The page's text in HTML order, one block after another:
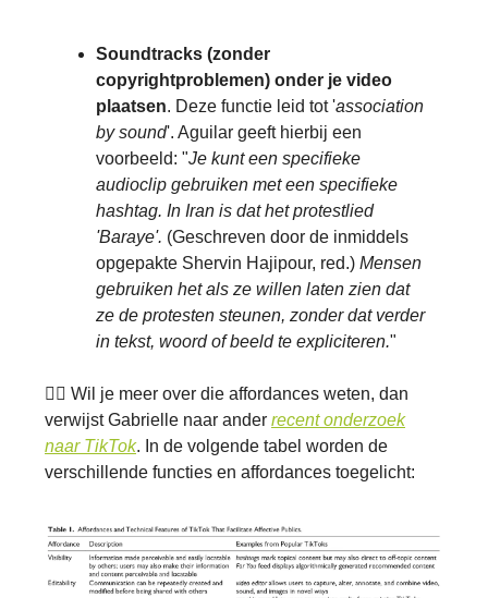
Soundtracks (zonder
copyrightproblemen) onder je video
plaatsen. Deze functie leid tot 'association
by sound'. Aguilar geeft hierbij een
voorbeeld: "Je kunt een specifieke
audioclip gebruiken met een specifieke
hashtag. In Iran is dat het protestlied
'Baraye'. (Geschreven door de inmiddels
opgepakte Shervin Hajipour, red.) Mensen
gebruiken het als ze willen laten zien dat
ze de protesten steunen, zonder dat verder
in tekst, woord of beeld te expliciteren."
👉🏽 Wil je meer over die affordances weten, dan
verwijst Gabrielle naar ander recent onderzoek
naar TikTok. In de volgende tabel worden de
verschillende functies en affordances toegelicht: